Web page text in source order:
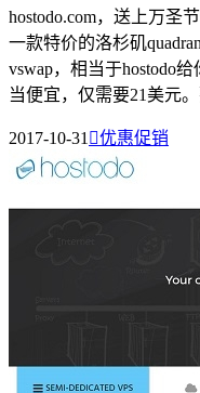
hostodo.com，送上万圣
一款特价的洛杉矶
vswap，相当于hostodo
当便宜，仅需要21美元
2017-10-31 优惠促销